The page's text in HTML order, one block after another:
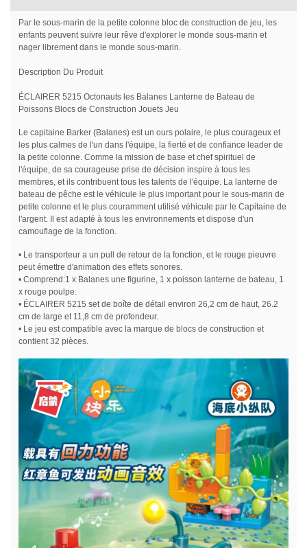
Par le sous-marin de la petite colonne bloc de construction de jeu, les
enfants peuvent suivre leur rêve d'explorer le monde sous-marin et
nager librement dans le monde sous-marin.
Description Du Produit
ÉCLAIRER 5215 Octonauts les Balanes Lanterne de Bateau de
Poissons Blocs de Construction Jouets Jeu
Le capitaine Barker (Balanes) est un ours polaire, le plus courageux et
les plus calmes de l'un dans l'équipe, la fierté et de confiance leader de
la petite colonne. Comme la mission de base et chef spirituel de
l'équipe, de sa courageuse prise de décision inspire à tous les
membres, et ils contribuent tous les talents de l'équipe. La lanterne de
bateau de pêche est le véhicule le plus important pour le sous-marin de
petite colonne et le plus couramment utilisé véhicule par le Capitaine de
l'argent. Il est adapté à tous les environnements et dispose d'un
camouflage de la fonction.
• Le transporteur a un pull de retour de la fonction, et le rouge pieuvre
peut émettre d'animation des effets sonores.
• Comprend:1 x Balanes une figurine, 1 x poisson lanterne de bateau, 1
x rouge poulpe.
• ÉCLAIRER 5215 set de boîte de détail environ 26,2 cm de haut, 26.2
cm de large et 11,8 cm de profondeur.
• Le jeu est compatible avec la marque de blocs de construction et
contient 32 pièces.